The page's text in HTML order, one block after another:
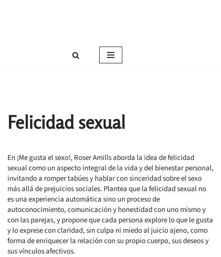
Felicidad sexual
En ¡Me gusta el sexo!, Roser Amills aborda la idea defelicidad
sexualcomo un aspecto integral de la vida y del bienestar personal,
invitando a romper tabúes y hablar con sinceridad sobre el sexo
más allá de prejuicios sociales. Plantea que la felicidad sexual no
es una experiencia automática sino un proceso de
autoconocimiento, comunicación y honestidad con uno mismo y
con las parejas, y propone que cada persona explore lo que le gusta
y lo exprese con claridad, sin culpa ni miedo al juicio ajeno, como
forma de enriquecer la relación con su propio cuerpo, sus deseos y
sus vínculos afectivos.